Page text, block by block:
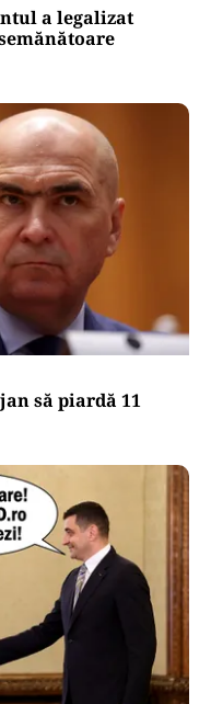
a legalizat
să piardă 11